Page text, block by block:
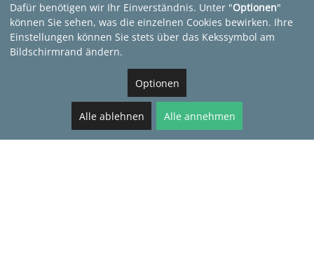
Dafür benötigen wir Ihr Einverständnis. Unter "Optionen"
können Sie sehen, was die einzelnen Cookies bewirken. Ihre
Einstellungen können Sie stets über das Kekssymbol am
Bildschirmrand ändern.
Optionen
Alle ablehnen Alle annehmen